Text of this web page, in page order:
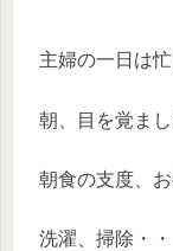
主婦の一日は忙
朝、目を覚まし
朝食の支度、
洗濯、掃除・・